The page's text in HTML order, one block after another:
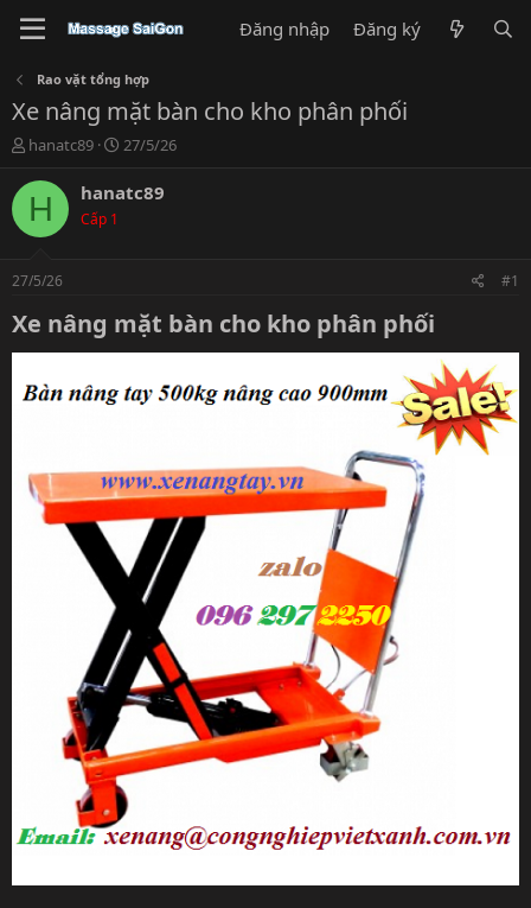
Đăng nhập Đăng ký
Rao vặt tổng hợp
Xe nâng mặt bàn cho kho phân phối
T
r
e
a
s
t
a
r
t
r
hanatc89
N
à
27/5/26
H hanatc89
Cấp 1
27/5/26 #1
Xe nâng mặt bàn cho kho phân phối​